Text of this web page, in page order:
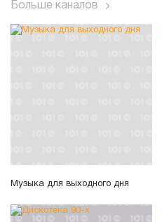
Больше каналов
Музыка для выходного дня